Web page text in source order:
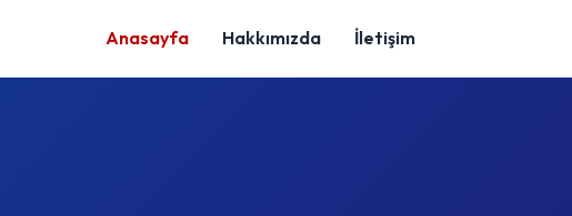
Anasayfa Hakkımızda İletişim